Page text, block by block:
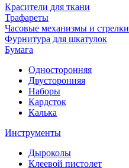
Красители для ткани
Трафареты
Часовые механизмы и стрелки
Фурнитура для шкатулок
Бумага
Односторонняя
Двусторонняя
Наборы
Кардсток
Калька
Инструменты
Дыроколы
Клеевой пистолет